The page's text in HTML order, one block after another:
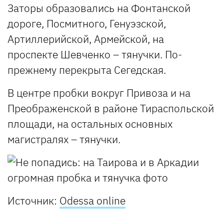
Заторы образовались на Фонтанской
дороге, Посмитного, Генуэзской,
Артиллерийской, Армейской, на
проспекте Шевченко – тянучки. По-
прежнему перекрыта Сегедская.
В центре пробки вокруг Привоза и на
Преображенской в районе Тираспольской
площади, на остальных основных
магистралях – тянучки.
Источник: Odessa online